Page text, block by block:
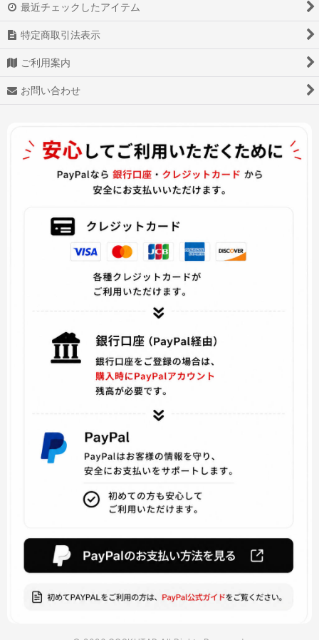
デトロイト ビカム ヒューマン Detroit Become Human
地縛少年花子くん
最近チェックしたアイテム
特定商取引法表示
ご利用案内
お問い合わせ